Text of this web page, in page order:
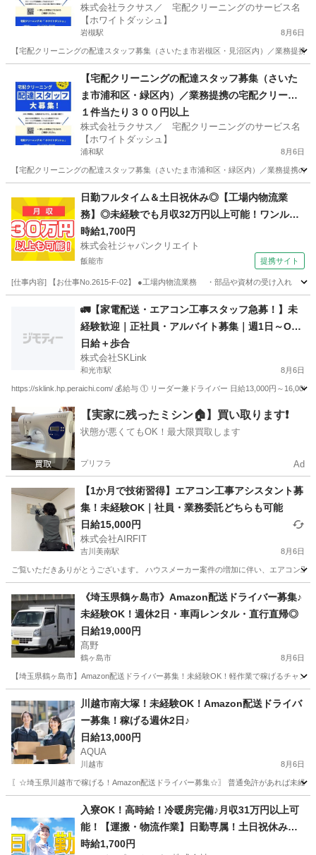
株式会社ラクサス／ 宅配クリーニングのサービス名
【ホワイトダッシュ】
岩槻駅 8月6日
【宅配クリーニングの配達スタッフ募集（さいたま市岩槻区・見沼区内）／業務提
さいたま市 岩槻駅 ドライバー 埼玉 さいたま市
東大宮駅 ドライバー スタッフ
【宅配クリーニングの配達スタッフ募集（さいた
ま市浦和区・緑区内）／業務提携の宅配クリーニ
ング店募集】
１件当たり３００円以上
株式会社ラクサス／ 宅配クリーニングのサービス名
【ホワイトダッシュ】
浦和駅 8月6日
【宅配クリーニングの配達スタッフ募集（さいたま市浦和区・緑区内）／業務提携
さいたま市 浦和駅 ドライバー 埼玉 さいたま市
浦和美園駅 ドライバー スタッフ
日勤フルタイム＆土日祝休み◎【工場内物流業
務】◎未経験でも月収32万円以上可能！ワンルー
ム寮完備！
時給1,700円
株式会社ジャパンクリエイト
飯能市 提携サイト
[仕事内容] 【お仕事No.2615-F-02】 ●工場内物流業務 ・部品や資材の受け入れ
その他
🚛【家電配送・エアコン工事スタッフ急募！】未
経験歓迎｜正社員・アルバイト募集｜週1日～O
K！
日給＋歩合
株式会社SKLink
和光市駅 8月6日
https://sklink.hp.peraichi.com/ 💰給与 ① リーダー兼ドライバー 日給13,000円～
和光市 和光市駅 引越し 歩合
【実家に残ったミシン🏠】買い取ります❗️
状態が悪くてもOK！最大限買取します
プリフラ Ad
【1か月で技術習得】エアコン工事アシスタント募
集！未経験OK｜社員・業務委託どちらも可能
日給15,000円
株式会社AIRFIT
吉川美南駅 8月6日
ご覧いただきありがとうございます。 ハウスメーカー案件の増加に伴い、エアコン
吉川美南駅 その他 業務委託
《埼玉県鶴ヶ島市》Amazon配送ドライバー募集♪
未経験OK！週休2日・車両レンタル・直行直帰◎
日給19,000円
髙野
鶴ヶ島市 8月6日
【埼玉県鶴ヶ島市】Amazon配送ドライバー募集！未経験OK！軽作業で稼げるチャ
ドライバー Amazon
川越市南大塚！未経験OK！Amazon配送ドライバ
ー募集！稼げる週休2日♪
日給13,000円
AQUA
川越市 8月6日
〖☆埼玉県川越市で稼げる！Amazon配送ドライバー募集☆〗 普通免許があれば未経
ドライバー Amazon
入寮OK！高時給！冷暖房完備♪月収31万円以上可
能！【運搬・物流作業】日勤専属！土日祝休み！
自動車通勤OK！無料送迎バスあり！
時給1,700円